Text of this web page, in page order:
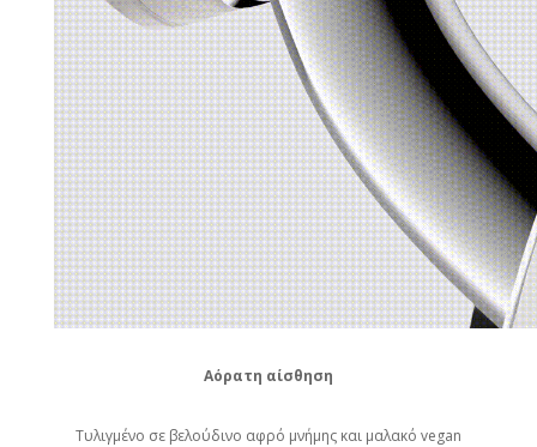
Αόρατη αίσθηση
Τυλιγμένο σε βελούδινο αφρό μνήμης και μαλακό vegan